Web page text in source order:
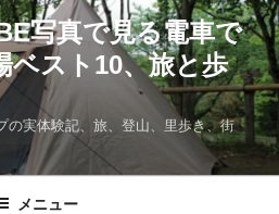
写真で見る電車で
ベスト10、旅と歩
の実体験記、旅、登山、里歩き、街
メニュー